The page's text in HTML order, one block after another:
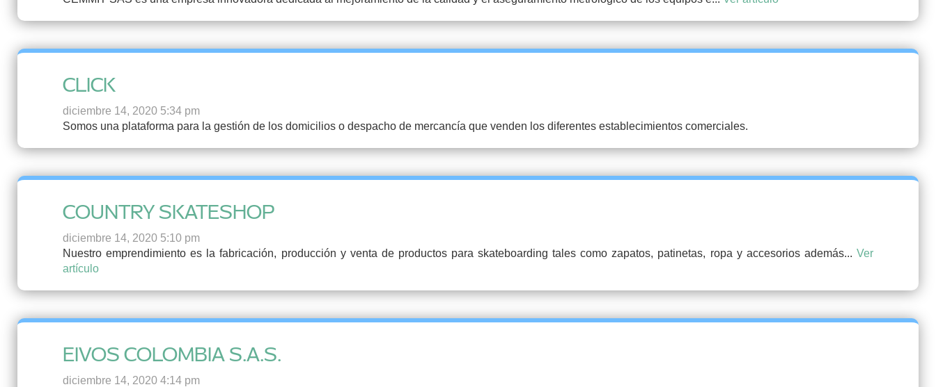
CLICK
diciembre 14, 2020 5:34 pm
Somos una plataforma para la gestión de los domicilios o despacho de mercancía que venden los diferentes establecimientos comerciales.
COUNTRY SKATESHOP
diciembre 14, 2020 5:10 pm
Nuestro emprendimiento es la fabricación, producción y venta de productos para skateboarding tales como zapatos, patinetas, ropa y accesorios además... Ver
artículo
EIVOS COLOMBIA S.A.S.
diciembre 14, 2020 4:14 pm